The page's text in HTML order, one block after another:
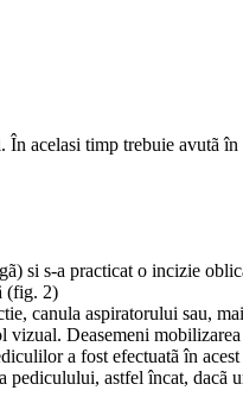
acelasi timp trebuie avutã
si s-a practicat o incizie
(fig. 2)
canula aspiratorului sau,
Deasemeni
a fost efectuatã în
pediculului, astfel încat, dacã